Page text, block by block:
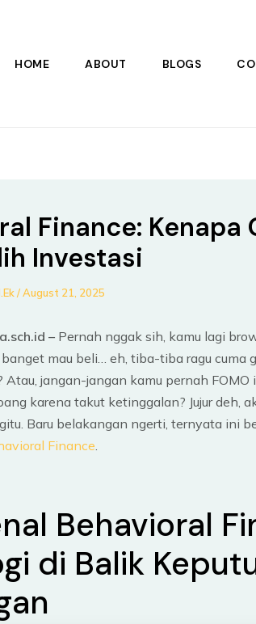
HOME ABOUT BLOGS
Finance: Kenapa
Investasi
/August 21, 2025
– Pernah nggak sih, kamu lagi
mau beli… eh, tiba-tiba ragu cuma
Atau, jangan-jangan kamu pernah FOMO
karena takut ketinggalan? Jujur deh,
Baru belakangan ngerti, ternyata ini
Finance
Behavioral
di Balik